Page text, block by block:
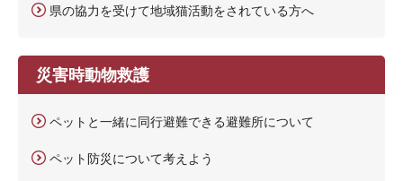
県の協力を受けて地域猫活動をされている方へ
災害時動物救護
ペットと一緒に同行避難できる避難所について
ペット防災について考えよう